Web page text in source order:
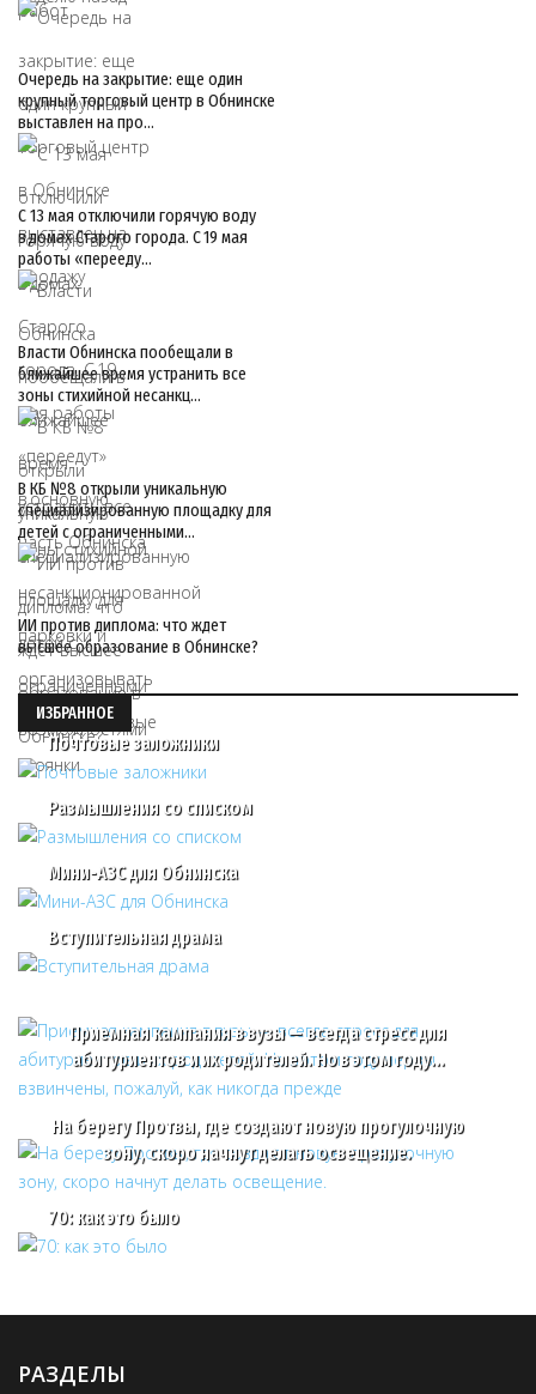
Очередь на закрытие: еще один
крупный торговый центр в Обнинске
выставлен на про…
С 13 мая отключили горячую воду
в домах Старого города. С 19 мая
работы «перееду…
Власти Обнинска пообещали в
ближайшее время устранить все
зоны стихийной несанкц…
В КБ №8 открыли уникальную
специализированную площадку для
детей с ограниченными…
ИИ против диплома: что ждет
высшее образование в Обнинске?
ИЗБРАННОЕ
Почтовые заложники
Размышления со списком
Мини-АЗС для Обнинска
Вступительная драма
Приемная кампания в вузы — всегда стресс для
абитуриентов и их родителей. Но в этом году…
На берегу Протвы, где создают новую прогулочную
зону, скоро начнут делать освещение.
70: как это было
РАЗДЕЛЫ